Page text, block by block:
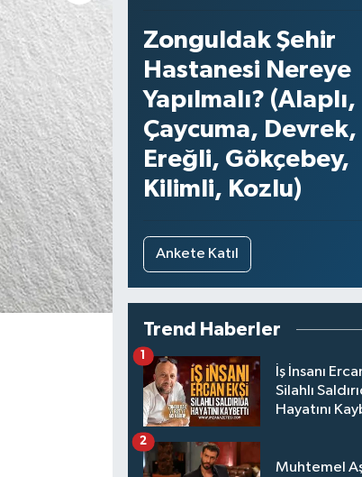
Zonguldak Şehir
Hastanesi Nereye
Yapılmalı? (Alaplı,
Çaycuma, Devrek,
Ereğli, Gökçebey,
Kilimli, Kozlu)
Ankete Katıl
Trend Haberler
İş İnsanı
Silahlı
Hayatını
1
Muhtemel
2